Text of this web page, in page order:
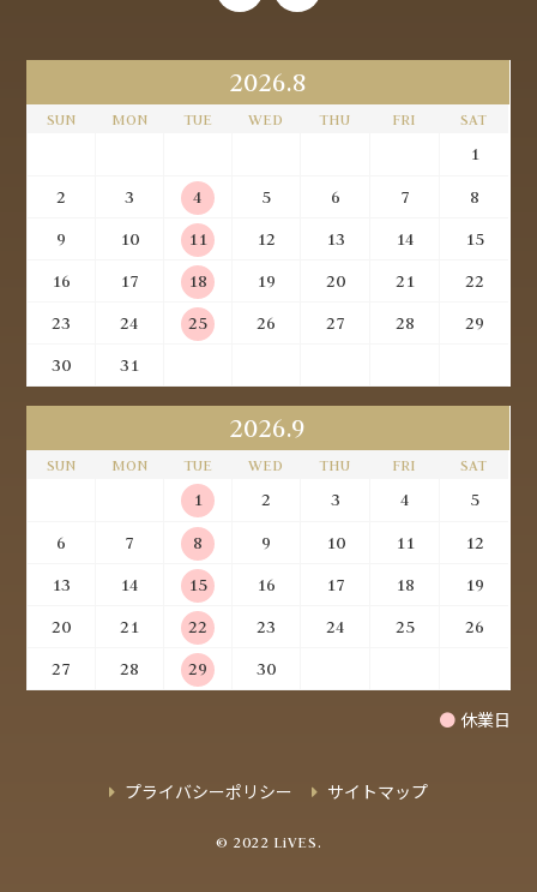
2026.8
SUN MON TUE WED THU FRI SAT
1
2
3 4 5 6 7
8
9
10 11 12 13 14
15
16
17 18 19 20 21
22
23
24 25 26 27 28
29
30
31
2026.9
SUN MON TUE WED THU FRI SAT
1 2 3 4
5
6
7 8 9 10 11
12
13
14 15 16 17 18
19
20
21 22 23 24 25
26
27
28 29 30
● 休業日
プライバシーポリシー サイトマップ
© 2022 LiVES.